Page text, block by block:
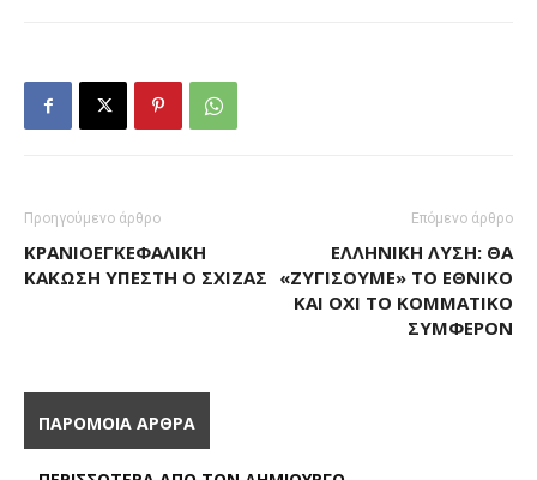
Προηγούμενο άρθρο
ΚΡΑΝΙΟΕΓΚΕΦΑΛΙΚΉ
ΚΆΚΩΣΗ ΥΠΈΣΤΗ Ο ΣΧΊΖΑΣ
Επόμενο άρθρο
ΕΛΛΗΝΙΚΉ ΛΎΣΗ: ΘΑ
«ΖΥΓΊΣΟΥΜΕ» ΤΟ ΕΘΝΙΚΌ
ΚΑΙ ΌΧΙ ΤΟ ΚΟΜΜΑΤΙΚΌ
ΣΥΜΦΈΡΟΝ
ΠΑΡΟΜΟΙΑ ΑΡΘΡΑ